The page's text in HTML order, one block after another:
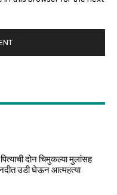
दोन चिमुकल्या मुलांसह
उडी घेऊन आत्महत्या